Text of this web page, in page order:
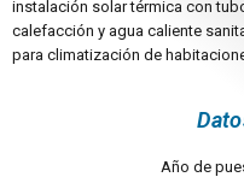
instalación solar térmica con
calefacción y agua caliente
para climatización de
Año de